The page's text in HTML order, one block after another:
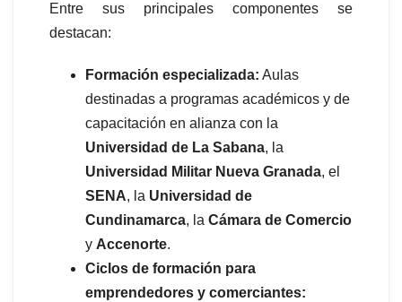
Entre sus principales componentes se
destacan:
Formación especializada: Aulas
destinadas a programas académicos y de
capacitación en alianza con la
Universidad de La Sabana, la
Universidad Militar Nueva Granada, el
SENA, la Universidad de
Cundinamarca, la Cámara de Comercio
y Accenorte.
Ciclos de formación para
emprendedores y comerciantes: